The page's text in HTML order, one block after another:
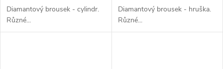
Diamantový brousek - cylindr.
Různé...
Diamantový brousek - hruška.
Různé...